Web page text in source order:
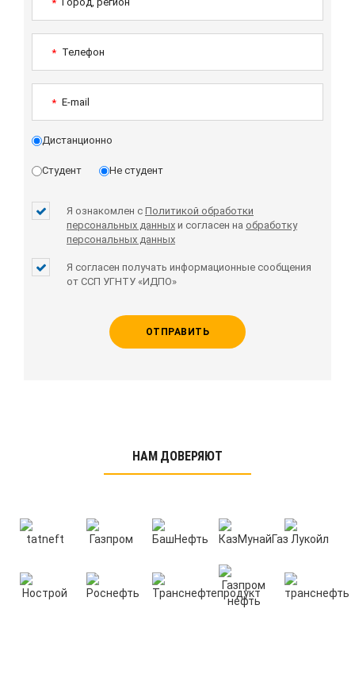
*
* Телефон
* E-mail
Дистанционно
Студент Не студент
Я ознакомлен с Политикой обработки
персональных данных и согласен на обработку
персональных данных
Я согласен получать информационные сообщения
от ССП УГНТУ «ИДПО»
ОТПРАВИТЬ
НАМ ДОВЕРЯЮТ